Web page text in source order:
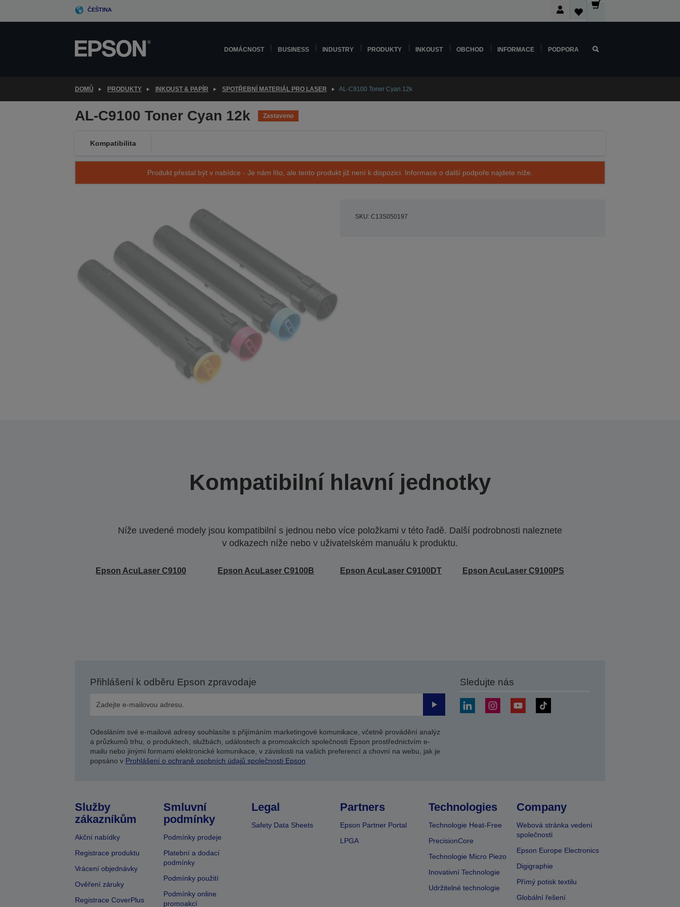
ČEŠTINA
DOMÁCNOST BUSINESS INDUSTRY PRODUKTY INKOUST OBCHOD INFORMACE PODPORA
DOMŮ PRODUKTY INKOUST & PAPÍR SPOTŘEBNÍ MATERIÁL PRO LASER AL-C9100 Toner Cyan 12k
AL-C9100 Toner Cyan 12k Zastaveno
Kompatibilita
Produkt přestal být v nabídce - Je nám líto, ale tento produkt již není k dispozici. Informace o další podpoře najdete níže.
SKU: C13S050197
Kompatibilní hlavní jednotky
Níže uvedené modely jsou kompatibilní s jednou nebo více položkami v této řadě. Další podrobnosti naleznete
v odkazech níže nebo v uživatelském manuálu k produktu.
Epson AcuLaser C9100 Epson AcuLaser C9100B Epson AcuLaser C9100DT Epson AcuLaser C9100PS
Přihlášení k odběru Epson zpravodaje
Odeslat
Odesláním své e-mailové adresy souhlasíte s přijímáním marketingové komunikace, včetně provádění analýz
a průzkumů trhu, o produktech, službách, událostech a promoakcích společnosti Epson prostřednictvím e-
mailu nebo jinými formami elektronické komunikace, v závislosti na vašich preferencí a chovní na webu, jak je
popsáno v Prohlášení o ochraně osobních údajů společnosti Epson
Sledujte nás
Služby
zákazníkům
Akční nabídky
Registrace produktu
Vrácení objednávky
Ověření záruky
Registrace CoverPlus
Smluvní
podmínky
Podmínky prodeje
Platební a dodací
podmínky
Podmínky použití
Podmínky online
promoakcí
Legal
Safety Data Sheets
Partners
Epson Partner Portal
LPGA
Technologies
Technologie Heat-Free
PrecisionCore
Technologie Micro Piezo
Inovativní Technologie
Udržitelné technologie
Company
Webová stránka vedení
společnosti
Epson Europe Electronics
Digigraphie
Přímý potisk textilu
Globální řešení